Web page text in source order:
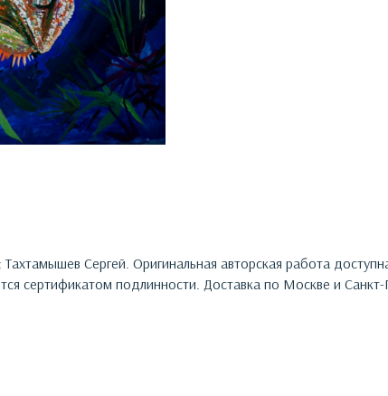
Тахтамышев Сергей. Оригинальная авторская работа
сертификатом подлинности. Доставка по Москве и Санкт-